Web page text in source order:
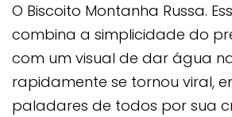
O Biscoito Montanha Russa.
combina a simplicidade do
com um visual de dar água
rapidamente se tornou viral,
paladares de todos por sua